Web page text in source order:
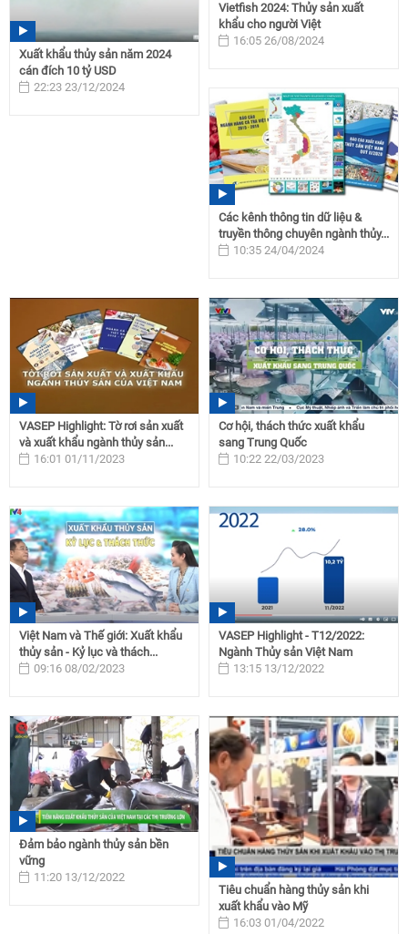
Xuất khẩu thủy sản năm 2024
cán đích 10 tỷ USD
22:23 23/12/2024
Vietfish 2024: Thủy sản xuất
khẩu cho người Việt
16:05 26/08/2024
Các kênh thông tin dữ liệu &
truyền thông chuyên ngành thủy...
10:35 24/04/2024
VASEP Highlight: Tờ rơi sản xuất
và xuất khẩu ngành thủy sản...
16:01 01/11/2023
Cơ hội, thách thức xuất khẩu
sang Trung Quốc
10:22 22/03/2023
Việt Nam và Thế giới: Xuất khẩu
thủy sản - Kỷ lục và thách...
09:16 08/02/2023
VASEP Highlight - T12/2022:
Ngành Thủy sản Việt Nam
13:15 13/12/2022
Đảm bảo ngành thủy sản bền
vững
11:20 13/12/2022
Tiêu chuẩn hàng thủy sản khi
xuất khẩu vào Mỹ
16:03 01/04/2022